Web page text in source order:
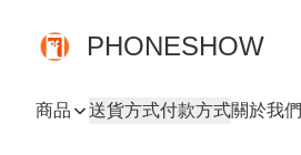
PHONESHOW
商品 送貨方式付款方式關於我們